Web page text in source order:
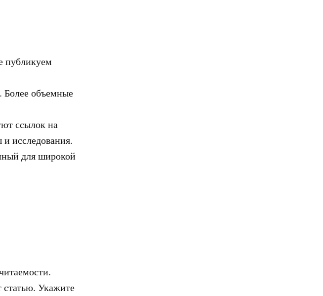
публикуем
Более объемные
ссылок на
исследования.
для широкой
статью. Укажите